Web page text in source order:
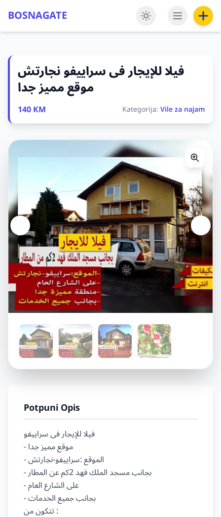
BOSNAGATE
فيلا للإيجار فى سراييفو نجارتش
موقع مميز جدا
140 KM Kategorija:Vile za najam
Potpuni Opis
فيلا للإيجار فى سراييفو
- موقع مميز جدا
- الموقع :سراييفو-نجارتش
- بجانب مسجد الملك فهد 2كم عن المطار
- على الشارع العام
- بجانب جميع الخدمات
تتكون من :